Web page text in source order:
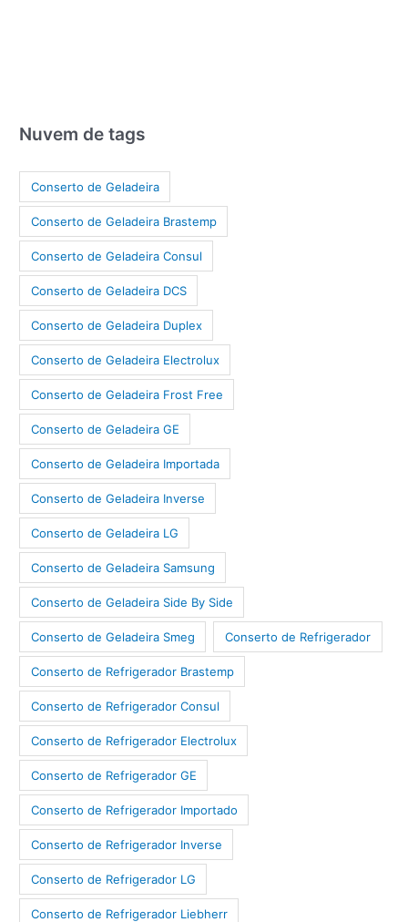
Nuvem de tags
Conserto de Geladeira
Conserto de Geladeira Brastemp
Conserto de Geladeira Consul
Conserto de Geladeira DCS
Conserto de Geladeira Duplex
Conserto de Geladeira Electrolux
Conserto de Geladeira Frost Free
Conserto de Geladeira GE
Conserto de Geladeira Importada
Conserto de Geladeira Inverse
Conserto de Geladeira LG
Conserto de Geladeira Samsung
Conserto de Geladeira Side By Side
Conserto de Geladeira Smeg Conserto de Refrigerador
Conserto de Refrigerador Brastemp
Conserto de Refrigerador Consul
Conserto de Refrigerador Electrolux
Conserto de Refrigerador GE
Conserto de Refrigerador Importado
Conserto de Refrigerador Inverse
Conserto de Refrigerador LG
Conserto de Refrigerador Liebherr